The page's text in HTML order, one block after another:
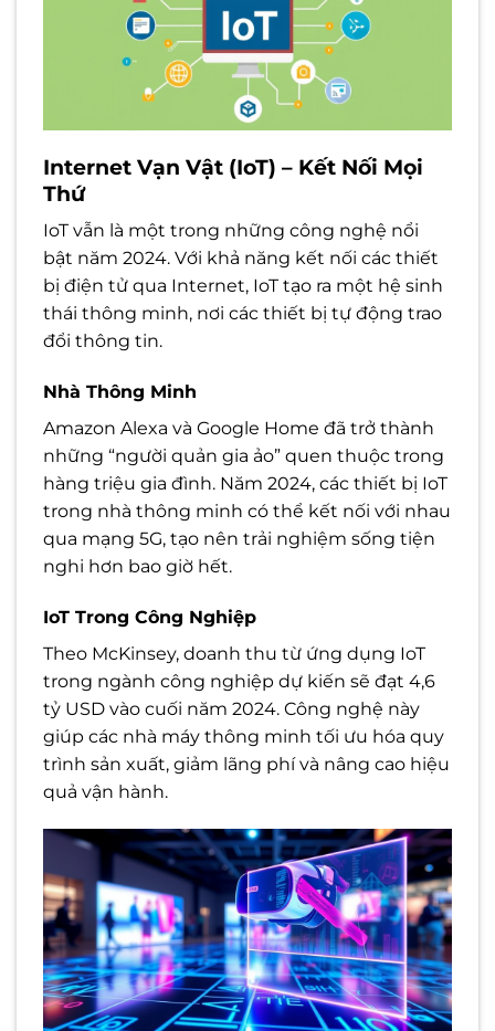
Internet Vạn Vật (IoT) – Kết Nối Mọi
Thứ
IoT vẫn là một trong những công nghệ nổi
bật năm 2024. Với khả năng kết nối các thiết
bị điện tử qua Internet, IoT tạo ra một hệ sinh
thái thông minh, nơi các thiết bị tự động trao
đổi thông tin.
Nhà Thông Minh
Amazon Alexa và Google Home đã trở thành
những “người quản gia ảo” quen thuộc trong
hàng triệu gia đình. Năm 2024, các thiết bị IoT
trong nhà thông minh có thể kết nối với nhau
qua mạng 5G, tạo nên trải nghiệm sống tiện
nghi hơn bao giờ hết.
IoT Trong Công Nghiệp
Theo McKinsey, doanh thu từ ứng dụng IoT
trong ngành công nghiệp dự kiến sẽ đạt 4,6
tỷ USD vào cuối năm 2024. Công nghệ này
giúp các nhà máy thông minh tối ưu hóa quy
trình sản xuất, giảm lãng phí và nâng cao hiệu
quả vận hành.